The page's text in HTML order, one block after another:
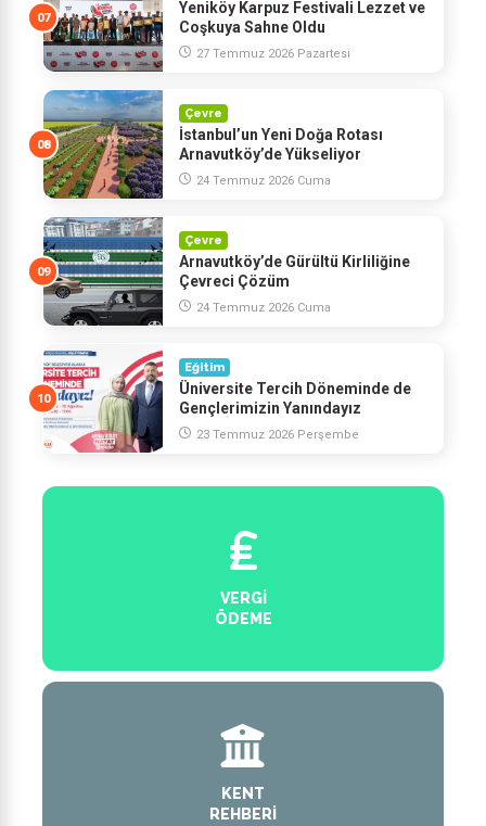
Yeniköy Karpuz Festivali Lezzet ve
Coşkuya Sahne Oldu
27 Temmuz 2026 Pazartesi
Çevre
İstanbul’un Yeni Doğa Rotası
Arnavutköy’de Yükseliyor
24 Temmuz 2026 Cuma
Çevre
Arnavutköy’de Gürültü Kirliliğine
Çevreci Çözüm
24 Temmuz 2026 Cuma
Eğitim
Üniversite Tercih Döneminde de
Gençlerimizin Yanındayız
23 Temmuz 2026 Perşembe
VERGI
ÖDEME
KENT
REHBERI